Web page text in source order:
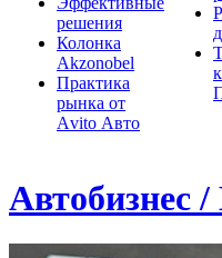
решения
Колонка
Akzonobel
Практика
рынка от
Аvito Авто
Автобизнес